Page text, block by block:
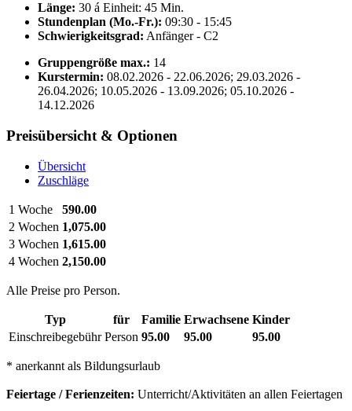
Länge: 30 á Einheit: 45 Min.
Stundenplan (Mo.-Fr.): 09:30 - 15:45
Schwierigkeitsgrad: Anfänger - C2
Gruppengröße max.: 14
Kurstermin: 08.02.2026 - 22.06.2026; 29.03.2026 -
26.04.2026; 10.05.2026 - 13.09.2026; 05.10.2026 -
14.12.2026
Preisübersicht & Optionen
Übersicht
Zuschläge
1 Woche
590.00
2 Wochen 1,075.00
3 Wochen 1,615.00
4 Wochen 2,150.00
Alle Preise pro Person.
Typ für Familie Erwachsene Kinder
Einschreibegebühr Person 95.00 95.00 95.00
* anerkannt als Bildungsurlaub
Feiertage / Ferienzeiten: Unterricht/Aktivitäten an allen Feiertagen